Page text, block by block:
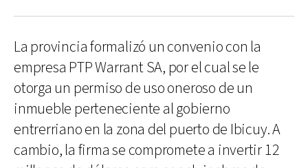
La provincia formalizó un convenio con la
empresa PTP Warrant SA, por el cual se le
otorga un permiso de uso oneroso de un
inmueble perteneciente al gobierno
entrerriano en la zona del puerto de Ibicuy. A
cambio, la firma se compromete a invertir 12